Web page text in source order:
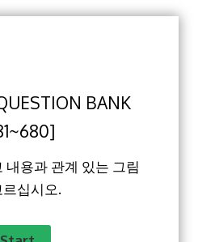
BANK
내용과 관계 있는 그림
르십시오.